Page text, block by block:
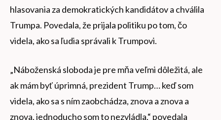
hlasovania za demokratických kandidátov a chválila
Trumpa. Povedala, že prijala politiku po tom, čo
videla, ako sa ľudia správali k Trumpovi.
„Náboženská sloboda je pre mňa veľmi dôležitá, ale
ak mám byť úprimná, prezident Trump… keď som
videla, ako sa s ním zaobchádza, znova a znova a
znova, jednoducho som to nezvládla,“ povedala